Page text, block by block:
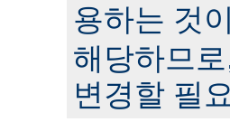
용하는 것
해당하므
변경할 필